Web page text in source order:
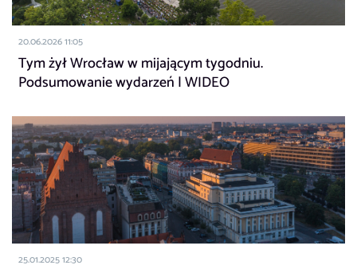
20.06.2026 11:05
Tym żył Wrocław w mijającym tygodniu.
Podsumowanie wydarzeń | WIDEO
25.01.2025 12:30